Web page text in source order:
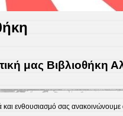
μας Βιβλιοθήκη
ενθουσιασμό σας ανακοινώνουμε